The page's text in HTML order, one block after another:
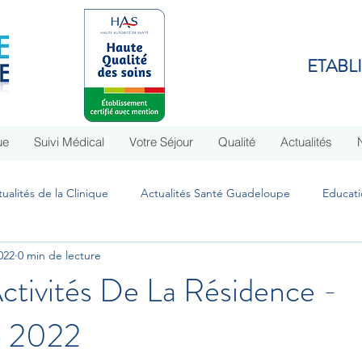
Suivi Médical Votre Séjour Qualité Actualités
de la Clinique Actualités Santé Guadeloupe
- EHPAD St Christophe
De La Résidence -
2022
0 min de lecture